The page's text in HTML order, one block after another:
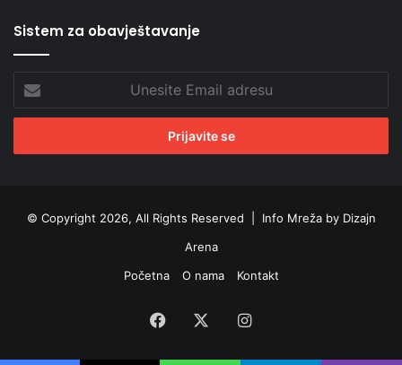
Sistem za obavještavanje
Email
adresu
© Copyright 2026, All Rights Reserved | Info Mreža by Dizajn
Arena
Početna
O nama Kontakt
Facebook Instagram